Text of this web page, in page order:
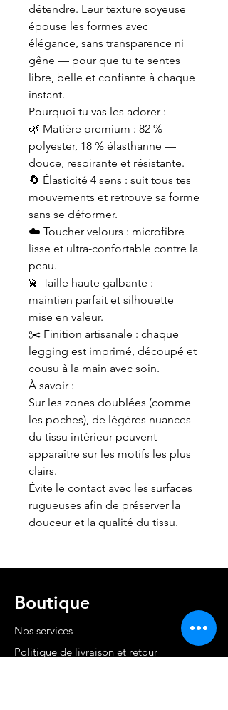
détendre. Leur texture soyeuse
épouse les formes avec
élégance, sans transparence ni
gêne — pour que tu te sentes
libre, belle et confiante à chaque
instant.
Pourquoi tu vas les adorer :
🌿 Matière premium : 82 %
polyester, 18 % élasthanne —
douce, respirante et résistante.
🔄 Élasticité 4 sens : suit tous tes
mouvements et retrouve sa forme
sans se déformer.
☁️ Toucher velours : microfibre
lisse et ultra-confortable contre la
peau.
💫 Taille haute galbante :
maintien parfait et silhouette
mise en valeur.
✂️ Finition artisanale : chaque
legging est imprimé, découpé et
cousu à la main avec soin.
À savoir :
Sur les zones doublées (comme
les poches), de légères nuances
du tissu intérieur peuvent
apparaître sur les motifs les plus
clairs.
Évite le contact avec les surfaces
rugueuses afin de préserver la
douceur et la qualité du tissu.
Boutique
Nos services
Politique de livraison et retour